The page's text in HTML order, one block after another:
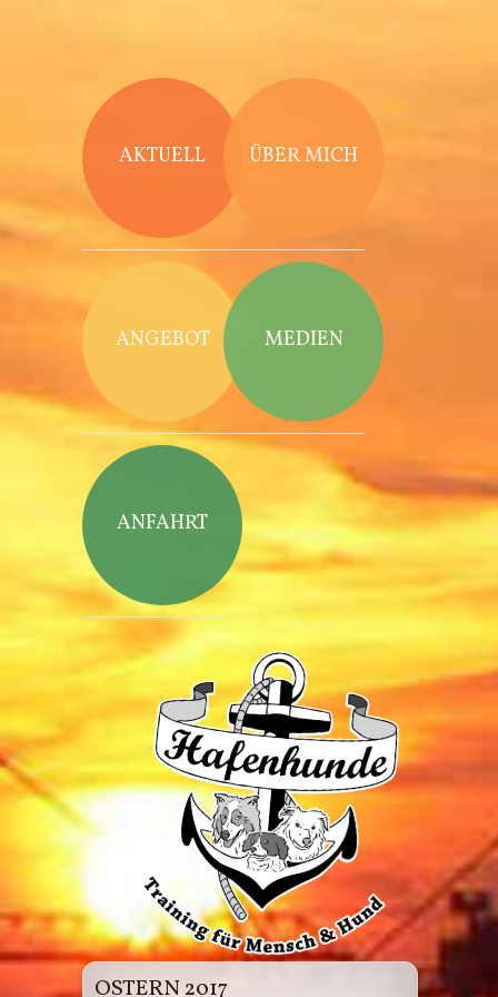
AKTUELL ÜBER MICH
ANGEBOT MEDIEN
ANFAHRT
Hafenhunde
OSTERN 2017